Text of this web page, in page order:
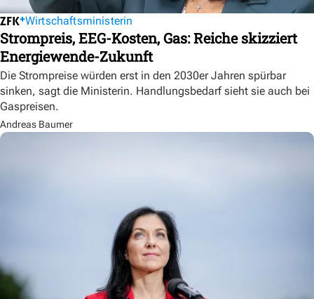
Wirtschaftsministerin
Strompreis, EEG-Kosten, Gas: Reiche skizziert
Energiewende-Zukunft
Die Strompreise würden erst in den 2030er Jahren spürbar
sinken, sagt die Ministerin. Handlungsbedarf sieht sie auch bei
Gaspreisen.
Andreas Baumer